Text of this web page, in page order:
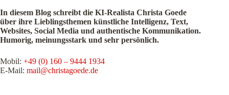
In diesem Blog schreibt die KI-Realista Christa Goede
über ihre Lieblingsthemen künstliche Intelligenz, Text,
Websites, Social Media und authentische Kommunikation.
Humorig, meinungsstark und sehr persönlich.
Mobil: +49 (0) 160 – 9444 1934
E-Mail: mail@christagoede.de